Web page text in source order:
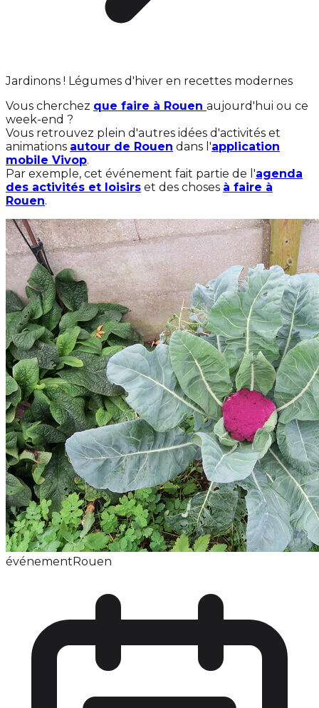
Jardinons ! Légumes d'hiver en recettes modernes
Vous cherchez que faire à Rouen aujourd'hui ou ce
week-end ?
Vous retrouvez plein d'autres idées d'activités et
animations autour de Rouen dans l'application
mobile Vivop.
Par exemple, cet événement fait partie de l'agenda
des activités et loisirs et des choses à faire à
Rouen.
événementRouen